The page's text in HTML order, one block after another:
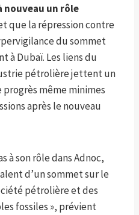
nouveau un rôle
que la répression contre
du sommet
à Dubaï. Les liens du
pétrolière jettent un
même minimes
après le nouveau
à son rôle dans Adnoc,
d’un sommet sur le
pétrolière et des
fossiles », prévient